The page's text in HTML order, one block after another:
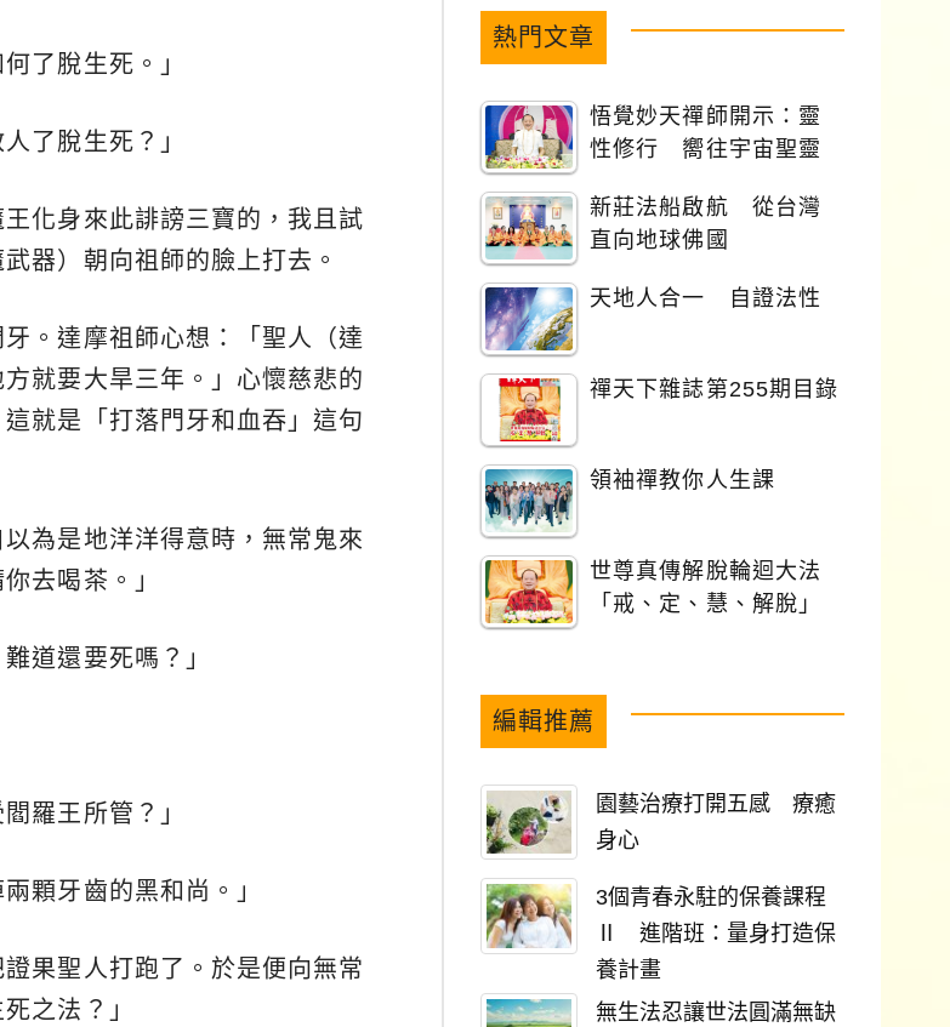
了脫生死。」
了脫生死？」
化身來此誹謗三寶的，我且試
器）朝向祖師的臉上打去。
。達摩祖師心想：「聖人（達
就要大旱三年。」心懷慈悲的
就是「打落門牙和血吞」這句
為是地洋洋得意時，無常鬼來
去喝茶。」
道還要死嗎？」
羅王所管？」
顆牙齒的黑和尚。」
果聖人打跑了。於是便向無常
之法？」
熱門文章
悟覺妙天禪師開示：靈
性修行 嚮往宇宙聖靈
新莊法船啟航 從台灣
直向地球佛國
天地人合一 自證法性
禪天下雜誌第255期目錄
領袖禪教你人生課
世尊真傳解脫輪迴大法
「戒、定、慧、解脫」
編輯推薦
園藝治療打開五感 療癒
身心
3個青春永駐的保養課程
Ⅱ 進階班：量身打造保
養計畫
無生法忍讓世法圓滿無缺